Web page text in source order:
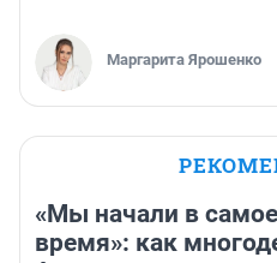
Маргарита Ярошенко
«Мы начали в
время»: как